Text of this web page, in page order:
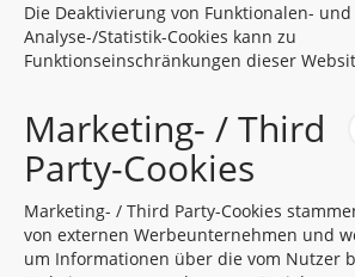
Die Deaktivierung von Funktionalen- und
Analyse-/Statistik-Cookies kann zu
Funktionseinschränkungen dieser
Marketing- / Third
Party-Cookies
Marketing- / Third Party-Cookies
von externen Werbeunternehmen und
um Informationen über die vom Nutzer